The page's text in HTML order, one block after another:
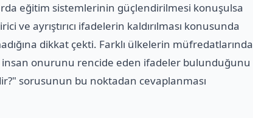
eğitim sistemlerinin güçlendirilmesi konuşulsa
ve ayrıştırıcı ifadelerin kaldırılması konusunda
dikkat çekti. Farklı ülkelerin müfredatlarında
onurunu rencide eden ifadeler bulunduğunu
sorusunun bu noktadan cevaplanması